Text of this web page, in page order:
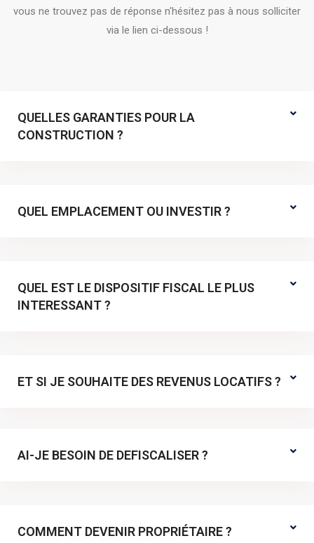
vous ne trouvez pas de réponse n'hésitez pas à nous solliciter
via le lien ci-dessous !
QUELLES GARANTIES POUR LA
CONSTRUCTION ?
QUEL EMPLACEMENT OU INVESTIR ?
QUEL EST LE DISPOSITIF FISCAL LE PLUS
INTERESSANT ?
ET SI JE SOUHAITE DES REVENUS LOCATIFS ?
AI-JE BESOIN DE DEFISCALISER ?
COMMENT DEVENIR PROPRIÉTAIRE ?